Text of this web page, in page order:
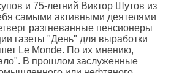
и 75-летний Виктор Шутов из
самыми активными деятелями
разгневанные пенсионеры
газеты "День" для выработки
Le Monde. По их мнению,
В прошлом заслуженные